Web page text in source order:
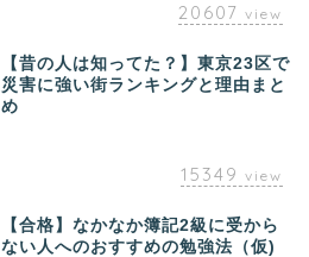
20607 view
【昔の人は知ってた？】東京23区で
災害に強い街ランキングと理由まと
め
15349 view
【合格】なかなか簿記2級に受から
ない人へのおすすめの勉強法（仮)